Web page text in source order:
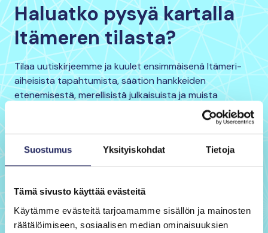
Suostumus Yksityiskohdat Tietoja
Tämä sivusto käyttää evästeitä
Käytämme evästeitä tarjoamamme sisällön ja mainosten
räätälöimiseen, sosiaalisen median ominaisuuksien
Haluatko pysyä kartalla
Itämeren tilasta?
Tilaa uutiskirjeemme ja kuulet ensimmäisenä Itämeri-
aiheisista tapahtumista, säätiön hankkeiden
etenemisestä, merellisistä julkaisuista ja muista
Etunimi*
Sukunimi*